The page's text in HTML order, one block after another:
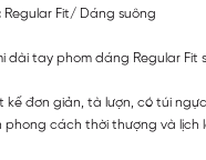
Regular Fit/ Dáng suông
dài tay phom dáng Regular Fit
kế đơn giản, tà lượn, có túi
phong cách thời thượng và lịch